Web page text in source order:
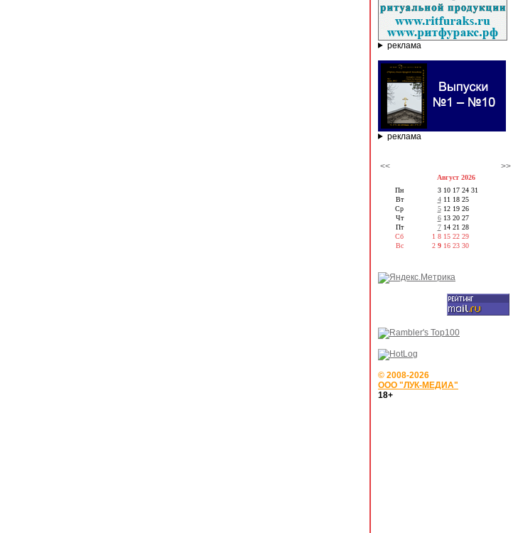
реклама
реклама
<< >>
Август 2026
Пн
Вт
Ср
Чт
Пт
Сб
Вс
3 10 17 24 31
4 11 18 25
5 12 19 26
6 13 20 27
7 14 21 28
1 8 15 22 29
2 9 16 23 30
© 2008-2026
ООО "ЛУК-МЕДИА"
18+